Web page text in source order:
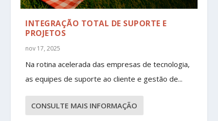
INTEGRAÇÃO TOTAL DE SUPORTE E
PROJETOS
nov 17, 2025
Na rotina acelerada das empresas de tecnologia,
as equipes de suporte ao cliente e gestão de...
CONSULTE MAIS INFORMAÇÃO